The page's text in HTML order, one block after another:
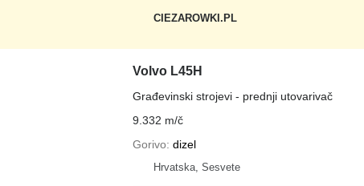
CIEZAROWKI.PL
Volvo L45H
Građevinski strojevi - prednji utovarivač
9.332 m/č
Gorivo dizel
Hrvatska, Sesvete